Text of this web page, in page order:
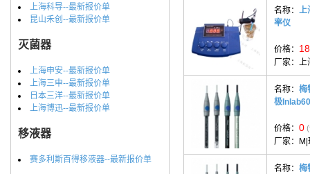
上海科导--最新报价单
昆山禾创--最新报价单
灭菌器
上海申安--最新报价单
上海三申--最新报价单
日本三洋--最新报价单
上海博迅--最新报价单
移液器
赛多利斯百得移液器--最新报价单
名称： 上
率仪
价格：
厂家： 上
名称： 梅
极
价格： 0
厂家：
名称： 梅